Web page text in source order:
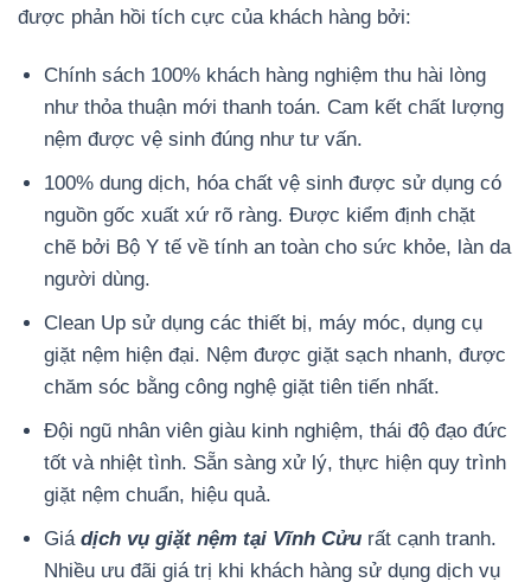
được phản hồi tích cực của khách hàng bởi:
Chính sách 100% khách hàng nghiệm thu hài lòng
như thỏa thuận mới thanh toán. Cam kết chất lượng
nệm được vệ sinh đúng như tư vấn.
100% dung dịch, hóa chất vệ sinh được sử dụng có
nguồn gốc xuất xứ rõ ràng. Được kiểm định chặt
chẽ bởi Bộ Y tế về tính an toàn cho sức khỏe, làn da
người dùng.
Clean Up sử dụng các thiết bị, máy móc, dụng cụ
giặt nệm hiện đại. Nệm được giặt sạch nhanh, được
chăm sóc bằng công nghệ giặt tiên tiến nhất.
Đội ngũ nhân viên giàu kinh nghiệm, thái độ đạo đức
tốt và nhiệt tình. Sẵn sàng xử lý, thực hiện quy trình
giặt nệm chuẩn, hiệu quả.
Giádịch vụ giặt nệm tại Vĩnh Cửu rất cạnh tranh.
Nhiều ưu đãi giá trị khi khách hàng sử dụng dịch vụ